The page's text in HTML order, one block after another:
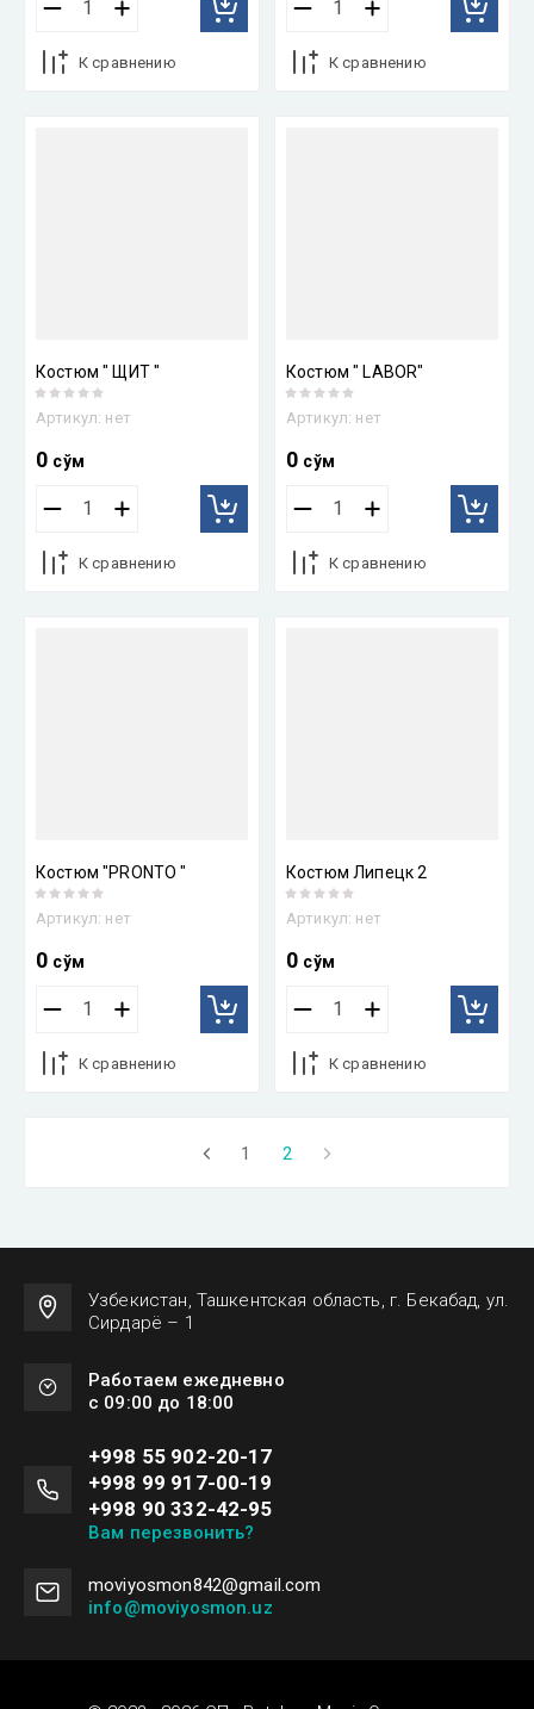
К сравнению К сравнению
Костюм " ЩИТ "
Артикул: нет
0 сўм
К сравнению
Костюм " LABOR"
Артикул: нет
0 сўм
К сравнению
Костюм "PRONTO "
Артикул: нет
0 сўм
К сравнению
Костюм Липецк 2
Артикул: нет
0 сўм
К сравнению
1 2
Узбекистан, Ташкентская область, г. Бекабад, ул.
Сирдарё – 1
Работаем ежедневно
с 09:00 до 18:00
+998 55 902-20-17
+998 99 917-00-19
+998 90 332-42-95
Вам перезвонить?
moviyosmon842@gmail.com
info@moviyosmon.uz